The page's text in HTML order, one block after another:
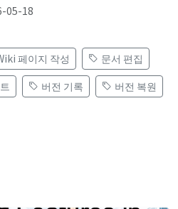
05-18
페이지 작성
문서 편집
버전 기록
버전 복원